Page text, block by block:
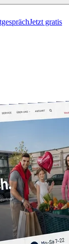
Jetzt gratis